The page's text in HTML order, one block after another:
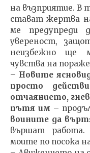
на възприятие. В
стават жертва
ме пре­дупреди
увереност,
неизбежно ще
чувства на
– Новите
просто
отчаянието,
пътя им –
воините да
вър­шат
моите по посока